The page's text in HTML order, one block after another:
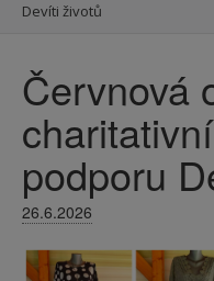
Devíti životů
Červnová
podporu
26.6.2026